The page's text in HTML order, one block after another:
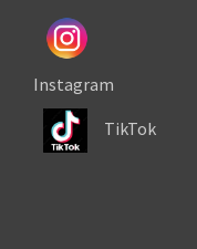
Instagram
TikTok